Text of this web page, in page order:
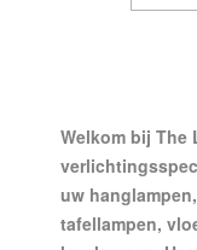
Welkom bij The
uw
tafellampen,